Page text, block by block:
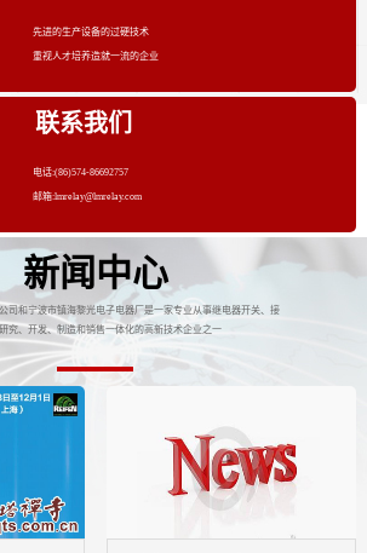
先进的生产设备的过硬技术
重视人才培养造就一流的企业
联系我们
电话:(86)574-86692757
邮箱:lmrelay@lmrelay.com
新闻中心
司和宁波市镇海黎光电子电器厂是一家专业从事继电器开关、接
究、开发、制造和销售一体化的高新技术企业之一